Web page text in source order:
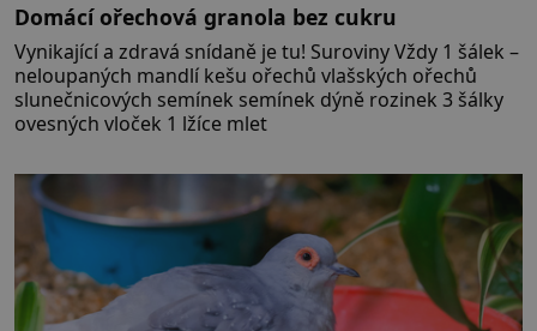
Domácí ořechová granola bez cukru
Vynikající a zdravá snídaně je tu! Suroviny Vždy 1 šálek –
neloupaných mandlí kešu ořechů vlašských ořechů
slunečnicových semínek semínek dýně rozinek 3 šálky
ovesných vloček 1 lžíce mlet